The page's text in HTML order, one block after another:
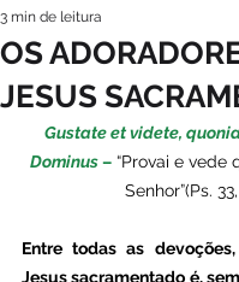
OS
JESUS
3 min de leitura
Gustate et videte,
Dominus – “Provai e vede
Senhor”(Ps.
Entre todas as
Jesus sacramentado é,